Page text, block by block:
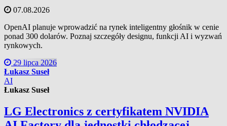
07.08.2026
OpenAI planuje wprowadzić na rynek inteligentny głośnik w cenie
ponad 300 dolarów. Poznaj szczegóły designu, funkcji AI i wyzwań
rynkowych.
29 lipca 2026
Łukasz Suseł
AI
Łukasz Suseł
LG Electronics z certyfikatem NVIDIA